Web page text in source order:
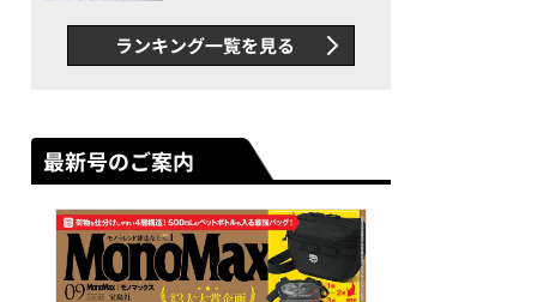
録…ほか【休日バッグの人気
記事ランキングベスト3】
（2026年6月版）
ランキング一覧を見る
最新号のご案内